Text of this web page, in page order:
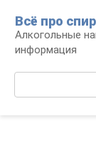
контенту
Всё про
Алкогольные
информация